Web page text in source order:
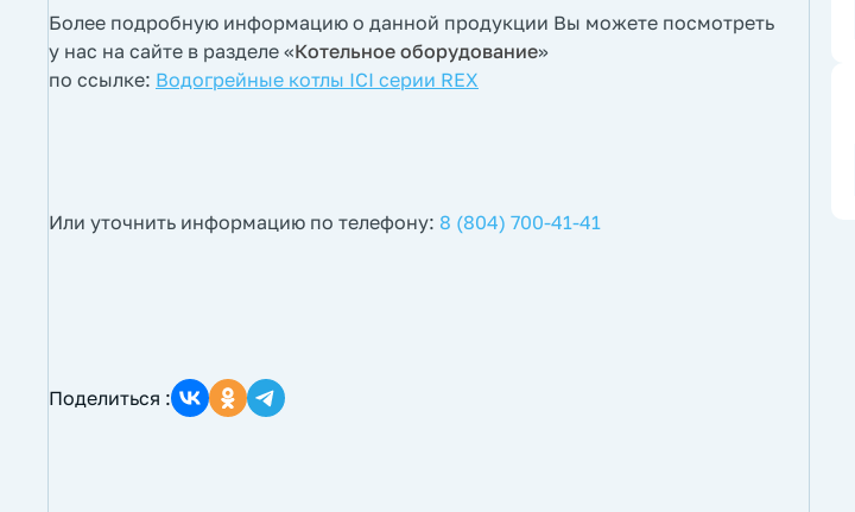
Более подробную информацию о данной продукции Вы можете посмотреть
у нас на сайте в разделе «Котельное оборудование»
по ссылке: Водогрейные котлы ICI серии REX
Или уточнить информацию по телефону: 8 (804) 700-41-41
Поделиться :